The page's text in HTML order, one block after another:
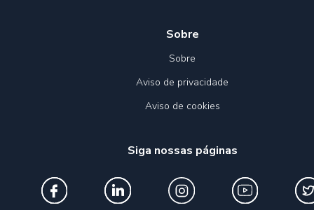
Sobre
Sobre
Aviso de privacidade
Aviso de cookies
Siga nossas páginas